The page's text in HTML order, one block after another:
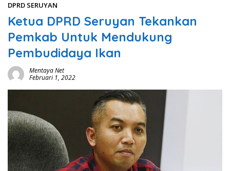
DPRD SERUYAN
Ketua DPRD Seruyan Tekankan
Pemkab Untuk Mendukung
Pembudidaya Ikan
Mentaya Net
Februari 1, 2022